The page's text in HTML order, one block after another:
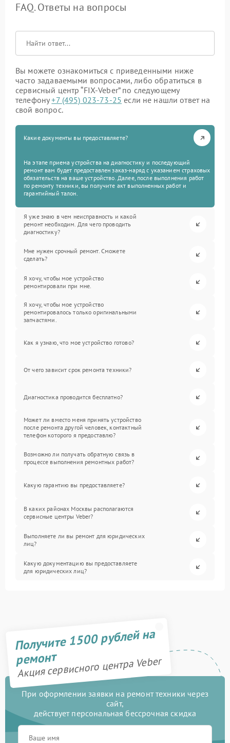
FAQ. Ответы на вопросы
Вы можете ознакомиться с приведенными ниже
часто задаваемыми вопросами, либо обратиться в
сервисный центр “FIX-Veber” по следующему
телефону+7 (495) 023-73-25 если не нашли ответ на
свой вопрос.
Какие документы вы предоставляете?
На этапе приема устройства на диагностику и последующий
ремонт вам будет предоставлен заказ-наряд с указанием страховых
обязательств на ваше устройство. Далее, после выполнения работ
по ремонту техники, вы получите акт выполненных работ и
гарантийный талон.
Я уже знаю в чем неисправность и какой
ремонт необходим. Для чего проводить
диагностику?
Мне нужен срочный ремонт. Сможете
сделать?
Я хочу, чтобы мое устройство
ремонтировали при мне.
Я хочу, чтобы мое устройство
ремонтировалось только оригинальными
запчастями.
Как я узнаю, что мое устройство готово?
От чего зависит срок ремонта техники?
Диагностика проводится бесплатно?
Может ли вместо меня принять устройство
после ремонта другой человек, контактный
телефон которого я предоставлю?
Возможно ли получать обратную связь в
процессе выполнения ремонтных работ?
Какую гарантию вы предоставляете?
В каких районах Москвы располагаются
сервисные центры Veber?
Выполняете ли вы ремонт для юридических
лиц?
Какую документацию вы предоставляете
для юридических лиц?
Получите 1500 рублей на
ремонт
Акция сервисного центра Veber
При оформлении заявки на ремонт техники через
сайт,
действует персональная бессрочная скидка